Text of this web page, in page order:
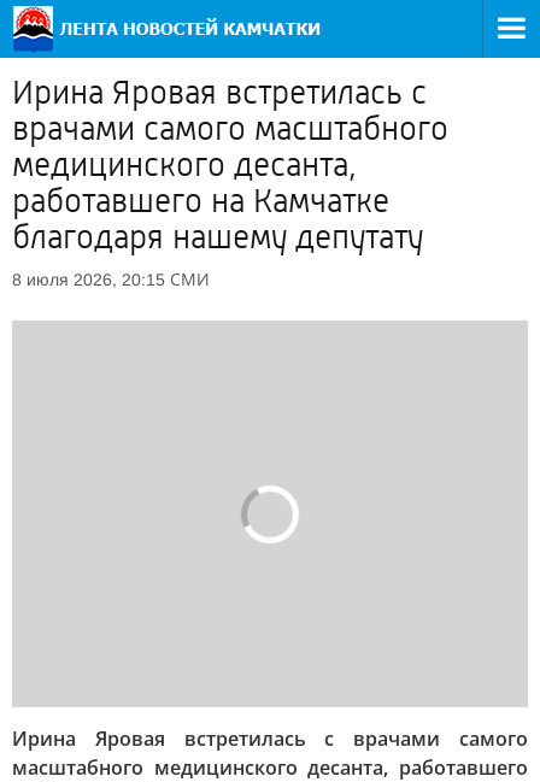
Ирина Яровая встретилась с
врачами самого масштабного
медицинского десанта,
работавшего на Камчатке
благодаря нашему депутату
8 июля 2026, 20:15 СМИ
Ирина Яровая встретилась с врачами самого
масштабного медицинского десанта, работавшего